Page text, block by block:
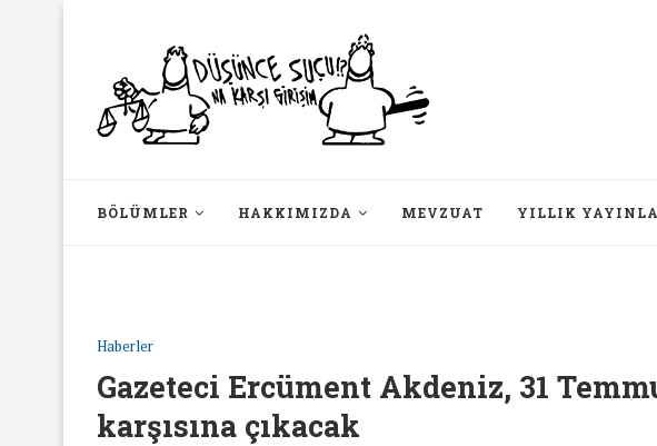
BÖLÜMLER HAKKIMIZDA MEVZUAT YILLIK
Haberler
Gazeteci Ercüment Akdeniz, 31
karşısına çıkacak